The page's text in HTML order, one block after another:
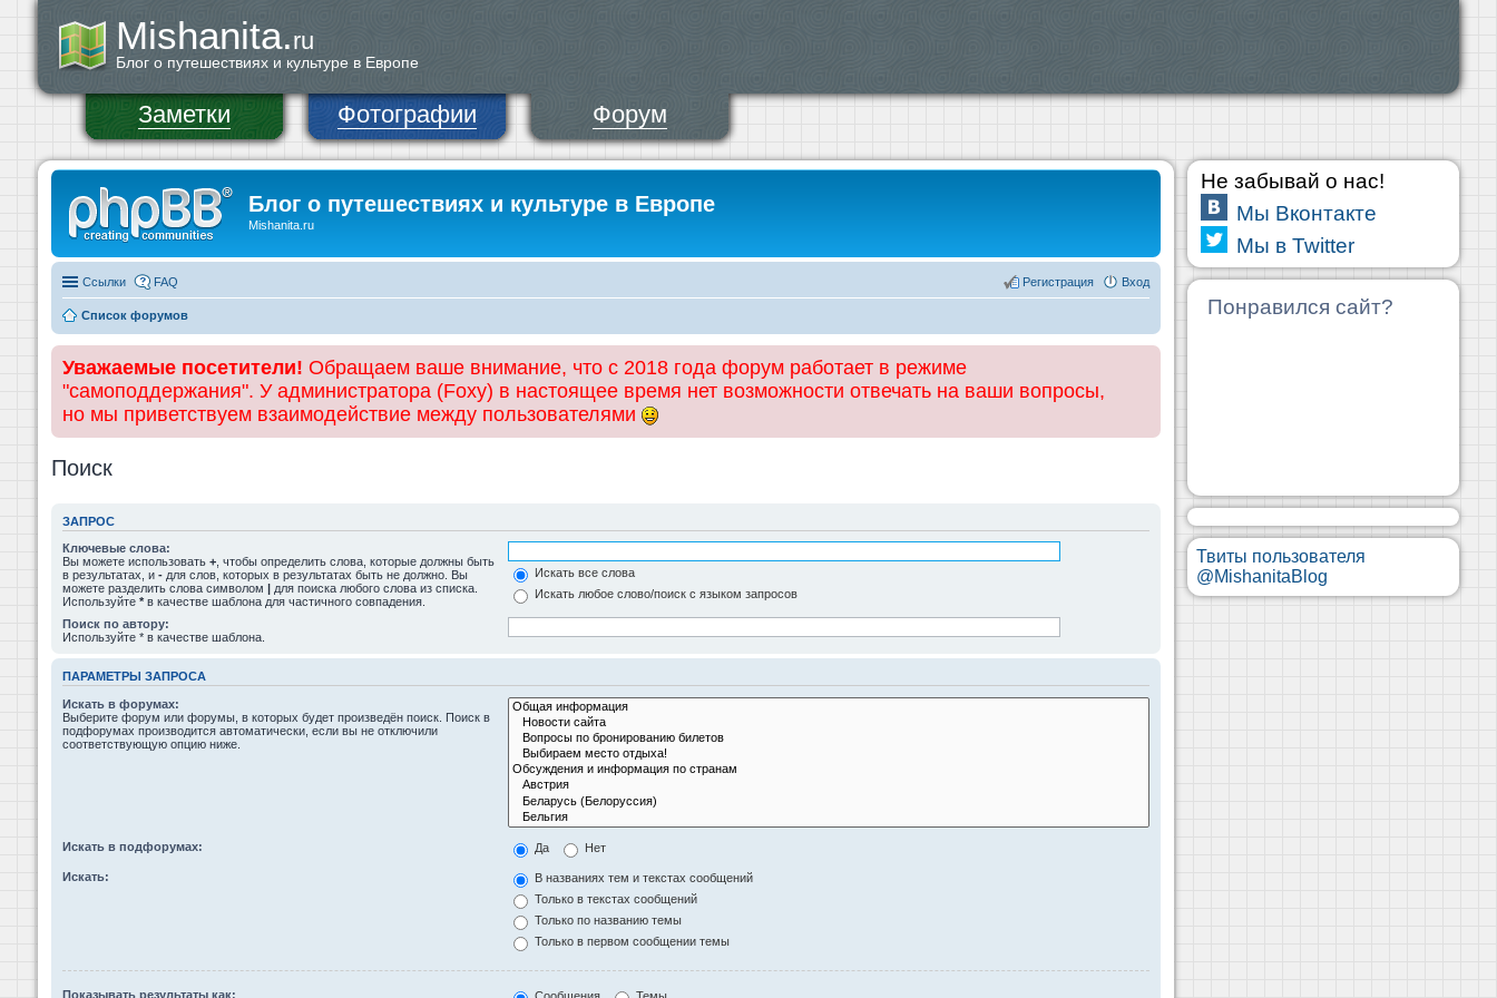
Mishanita.ru
Блог о путешествиях и культуре в Европе
Заметки Фотографии Форум
Блог о путешествиях и культуре в Европе
Mishanita.ru
Ссылки FAQ Вход
Регистрация
Список форумов
Уважаемые посетители! Обращаем ваше внимание, что с 2018 года форум работает в режиме
"самоподдержания". У администратора (Foxy) в настоящее время нет возможности отвечать на ваши вопросы,
но мы приветствуем взаимодействие между пользователями
Поиск
ЗАПРОС
Ключевые слова:
Вы можете использовать + , чтобы определить слова, которые должны быть
в результатах, и - для слов, которых в результатах быть не должно. Вы
можете разделить слова символом | для поиска любого слова из списка.
Используйте * в качестве шаблона для частичного совпадения.
Искать все слова
Искать любое слово/поиск с языком запросов
Поиск по автору:
Используйте * в качестве шаблона.
ПАРАМЕТРЫ ЗАПРОСА
Искать в форумах:
Выберите форум или форумы, в которых будет произведён поиск. Поиск в
подфорумах производится автоматически, если вы не отключили
соответствующую опцию ниже.
Искать в подфорумах: Да Нет
Искать:
В названиях тем и текстах сообщений
Только в текстах сообщений
Только по названию темы
Только в первом сообщении темы
Показывать результаты как:
Не забывай о нас!
Мы Вконтакте
Мы в Twitter
Понравился сайт?
Твиты пользователя
@MishanitaBlog